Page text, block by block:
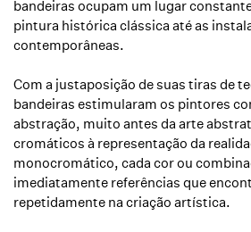
bandeiras ocupam um lugar
pintura histórica clássica até as
contemporâneas.
Com a justaposição de suas tiras de
bandeiras estimularam os pintores
abstração, muito antes da arte
cromáticos à representação da
monocromático, cada cor ou
imediatamente referências que
repetidamente na criação artística.